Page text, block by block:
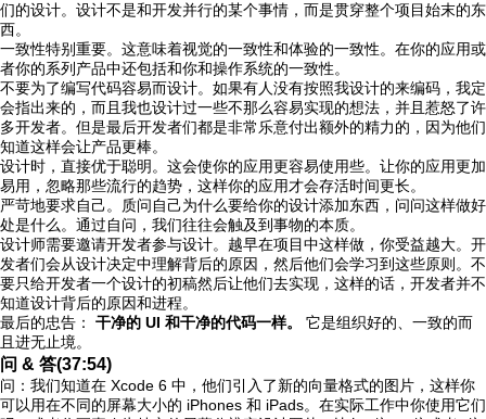
们的设计。设计不是和开发并行的某个事情，而是贯穿整个项目始末的东
西。
一致性特别重要。这意味着视觉的一致性和体验的一致性。在你的应用或
者你的系列产品中还包括和你和操作系统的一致性。
不要为了编写代码容易而设计。如果有人没有按照我设计的来编码，我定
会指出来的，而且我也设计过一些不那么容易实现的想法，并且惹怒了许
多开发者。但是最后开发者们都是非常乐意付出额外的精力的，因为他们
知道这样会让产品更棒。
设计时，直接优于聪明。这会使你的应用更容易使用些。让你的应用更加
易用，忽略那些流行的趋势，这样你的应用才会存活时间更长。
严苛地要求自己。质问自己为什么要给你的设计添加东西，问问这样做好
处是什么。通过自问，我们往往会触及到事物的本质。
设计师需要邀请开发者参与设计。越早在项目中这样做，你受益越大。开
发者们会从设计决定中理解背后的原因，然后他们会学习到这些原则。不
要只给开发者一个设计的初稿然后让他们去实现，这样的话，开发者并不
知道设计背后的原因和进程。
最后的忠告： 干净的 UI 和干净的代码一样。
它是组织好的、一致的而
且进无止境。
问 & 答(37:54)
问：我们知道在 Xcode 6 中，他们引入了新的向量格式的图片，这样你
可以用在不同的屏幕大小的 iPhones 和 iPads。在实际工作中你使用它们